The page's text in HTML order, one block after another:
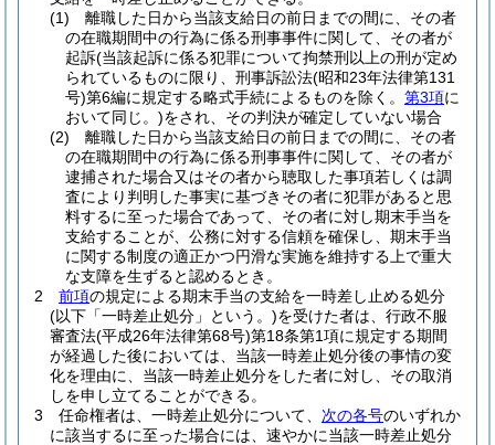
(1)
離職した日から当該支給日の前日までの間に、その者
の在職期間中の行為に係る刑事事件に関して、その者が
起訴(当該起訴に係る犯罪について拘禁刑以上の刑が定め
られているものに限り、刑事訴訟法(昭和23年法律第131
号)第6編に規定する略式手続によるものを除く。 第3項に
おいて同じ。)をされ、その判決が確定していない場合
(2)
離職した日から当該支給日の前日までの間に、その者
の在職期間中の行為に係る刑事事件に関して、その者が
逮捕された場合又はその者から聴取した事項若しくは調
査により判明した事実に基づきその者に犯罪があると思
料するに至った場合であって、その者に対し期末手当を
支給することが、公務に対する信頼を確保し、期末手当
に関する制度の適正かつ円滑な実施を維持する上で重大
な支障を生ずると認めるとき。
2
前項の規定による期末手当の支給を一時差し止める処分
(以下「一時差止処分」という。)を受けた者は、行政不服
審査法(平成26年法律第68号)第18条第1項に規定する期間
が経過した後においては、当該一時差止処分後の事情の変
化を理由に、当該一時差止処分をした者に対し、その取消
しを申し立てることができる。
3
任命権者は、一時差止処分について、 次の各号のいずれか
に該当するに至った場合には、速やかに当該一時差止処分